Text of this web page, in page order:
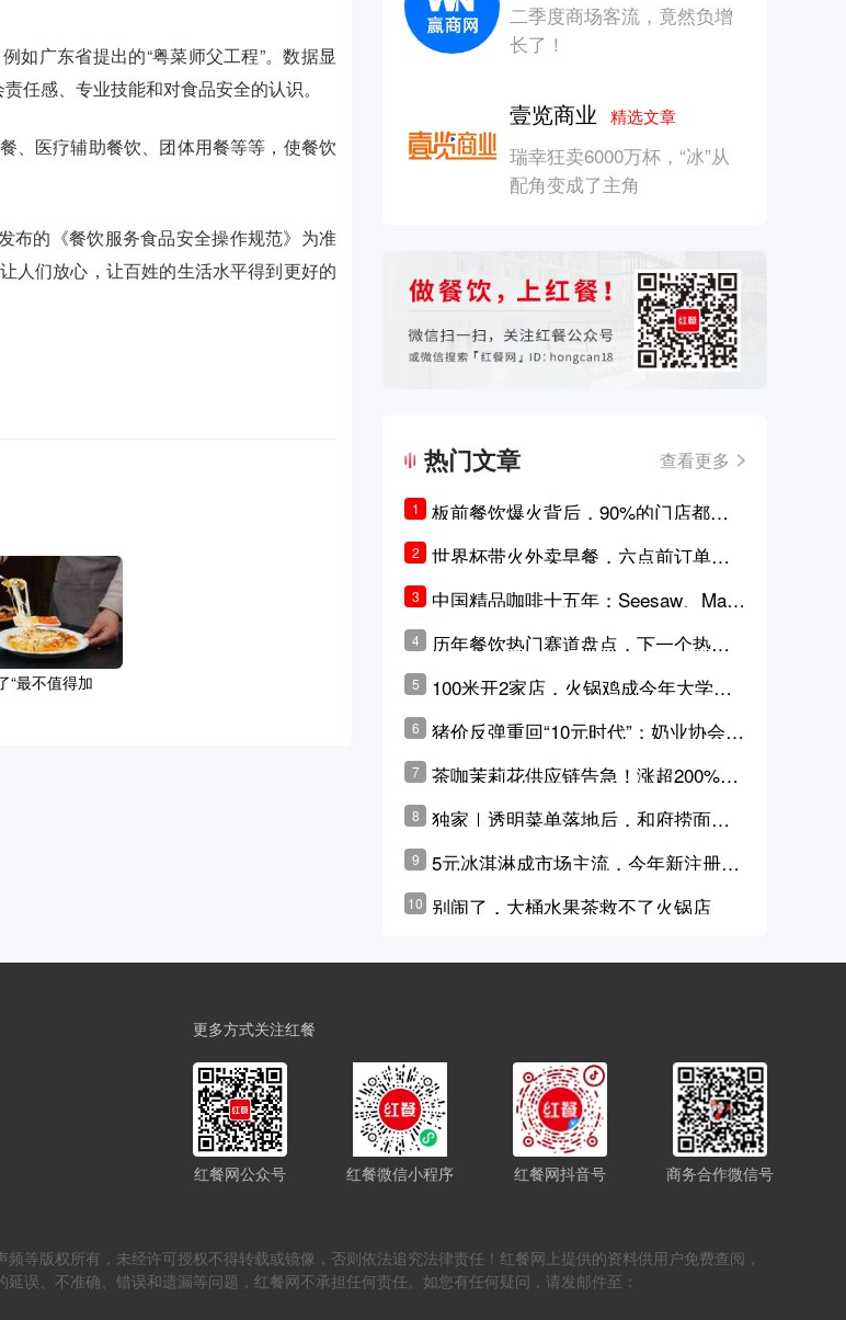
如广东省提出的“粤菜师父工程”。数据显
任感、专业技能和对食品安全的认识。
、医疗辅助餐饮、团体用餐等等，使餐饮
布的《餐饮服务食品安全操作规范》为准
人们放心，让百姓的生活水平得到更好的
“最不值得加
二季度商场客流，竟然负增
长了！
壹览商业精选文章
瑞幸狂卖6000万杯，“冰”从
配角变成了主角
热门文章 查看更多
1
板前餐饮爆火背后，90%的门店都只
是徒有其表的刻意作秀？
2
世界杯带火外卖早餐，六点前订单大
3
中国精品咖啡十五年：Seesaw、Man
ner、M Stand为何结出了不同的果
实？
4
历年餐饮热门赛道盘点，下一个热门
5
100米开2家店，火锅鸡成今年大学城
6
猪价反弹重回“10元时代”；奶业协会称
原奶价格现回暖迹象
7
茶咖茉莉花供应链告急！涨超200%，
横州花价冲破50元一斤
8
独家｜透明菜单落地后，和府捞面李
学林公布未来10年计划
9
5元冰淇淋成市场主流，今年新注册相
10 别闹了，大桶水果茶救不了火锅店
更多方式关注红餐
红餐网公众号 红餐微信小程序 红餐网抖音号 商务合作微信号
等版权所有，未经许可授权不得转载或镜像，否则依法追究法律责任！红餐网上提供的资料供用户免费查阅，
误、不准确、错误和遗漏等问题，红餐网不承担任何责任。如您有任何疑问，请发邮件至：